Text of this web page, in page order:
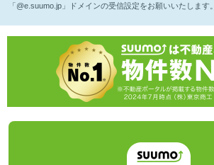
「@e.suumo.jp」ドメインの受信設定をお願いいたします。